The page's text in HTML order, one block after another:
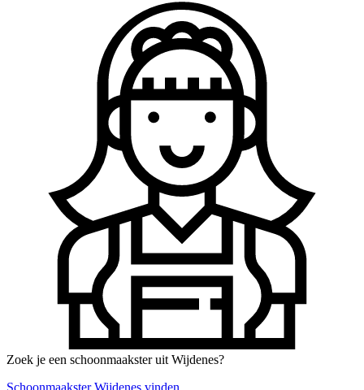
Zoek je een schoonmaakster uit Wijdenes?
Schoonmaakster Wijdenes vinden